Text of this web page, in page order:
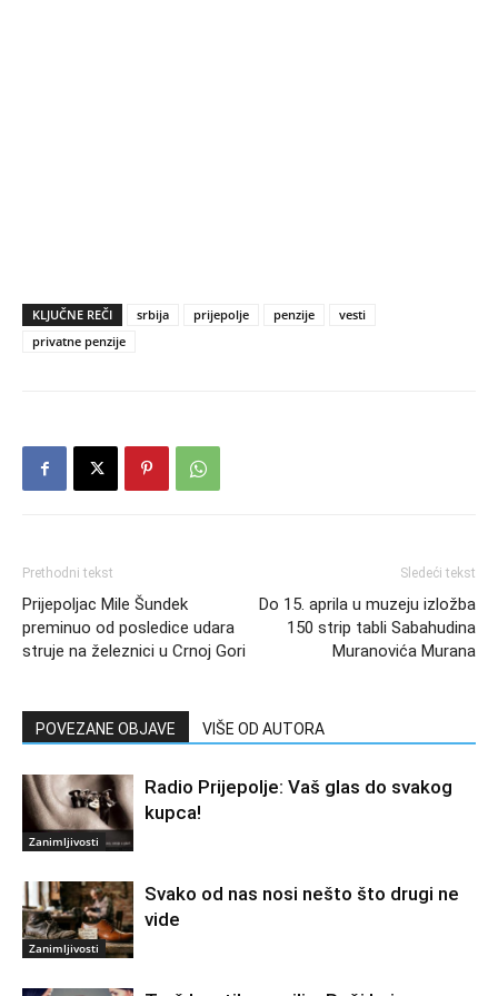
KLJUČNE REČI srbija prijepolje penzije
vesti
privatne penzije
Prethodni tekst
Prijepoljac Mile Šundek
preminuo od posledice udara
struje na železnici u Crnoj Gori
Sledeći tekst
Do 15. aprila u muzeju izložba
150 strip tabli Sabahudina
Muranovića Murana
POVEZANE OBJAVE VIŠE OD AUTORA
Zanimljivosti
Radio Prijepolje: Vaš glas do svakog
kupca!
Zanimljivosti
Svako od nas nosi nešto što drugi ne
vide